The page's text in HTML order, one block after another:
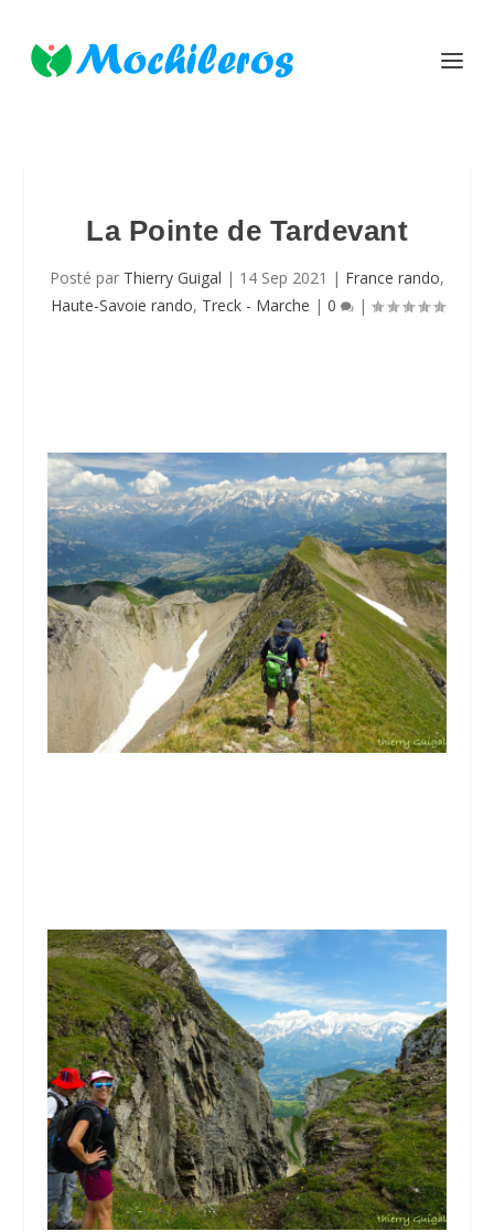
La Pointe de Tardevant
Posté par Thierry Guigal | 14 Sep 2021 | France rando,
Haute-Savoie rando, Treck - Marche | 0 |